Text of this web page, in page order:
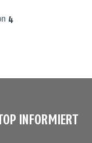
4
INFORMIERT